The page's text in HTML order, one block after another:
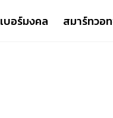
เบอร์มงคล สมาร์ทวอ